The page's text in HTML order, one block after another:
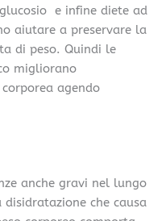
e infine diete ad
aiutare a preservare la
di peso. Quindi le
migliorano
agendo
anche gravi nel lungo
che causa